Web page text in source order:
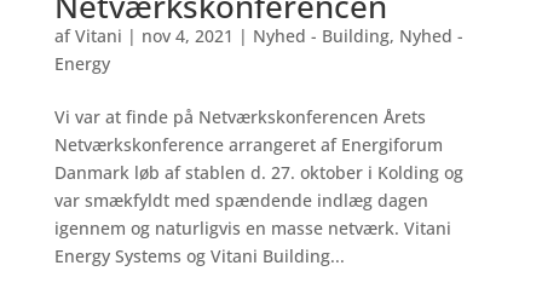
afVitani | nov 4, 2021 | Nyhed - Building, Nyhed -
Energy
Vi var at finde på Netværkskonferencen Årets
Netværkskonference arrangeret af Energiforum
Danmark løb af stablen d. 27. oktober i Kolding og
var smækfyldt med spændende indlæg dagen
igennem og naturligvis en masse netværk. Vitani
Energy Systems og Vitani Building...